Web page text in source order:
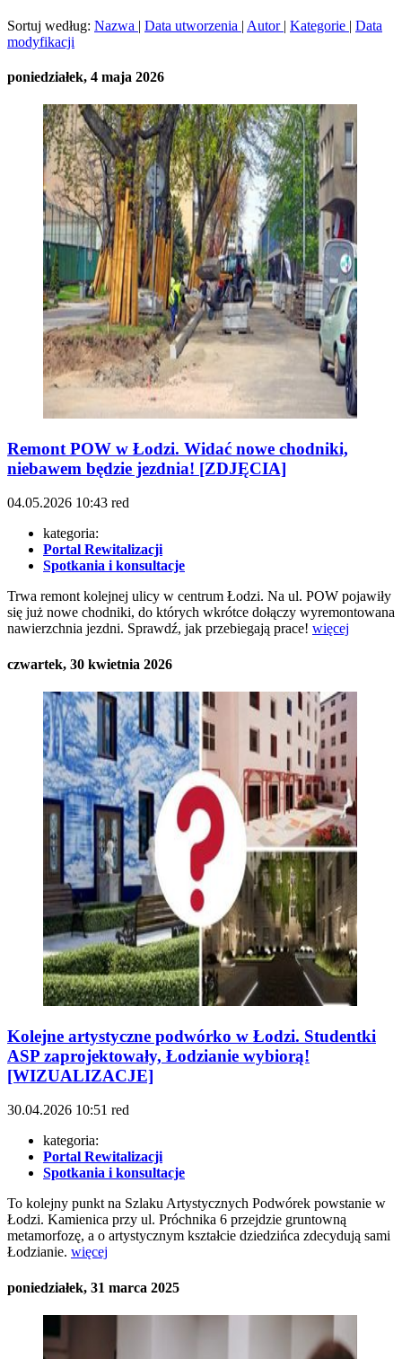
Sortuj według: Nazwa | Data utworzenia | Autor | Kategorie | Data
modyfikacji
poniedziałek, 4 maja 2026
Remont POW w Łodzi. Widać nowe chodniki,
niebawem będzie jezdnia! [ZDJĘCIA]
04.05.2026 10:43 red
kategoria:
Portal Rewitalizacji
Spotkania i konsultacje
Trwa remont kolejnej ulicy w centrum Łodzi. Na ul. POW pojawiły
się już nowe chodniki, do których wkrótce dołączy wyremontowana
nawierzchnia jezdni. Sprawdź, jak przebiegają prace! więcej
czwartek, 30 kwietnia 2026
Kolejne artystyczne podwórko w Łodzi. Studentki
ASP zaprojektowały, Łodzianie wybiorą!
[WIZUALIZACJE]
30.04.2026 10:51 red
kategoria:
Portal Rewitalizacji
Spotkania i konsultacje
To kolejny punkt na Szlaku Artystycznych Podwórek powstanie w
Łodzi. Kamienica przy ul. Próchnika 6 przejdzie gruntowną
metamorfozę, a o artystycznym kształcie dziedzińca zdecydują sami
Łodzianie. więcej
poniedziałek, 31 marca 2025